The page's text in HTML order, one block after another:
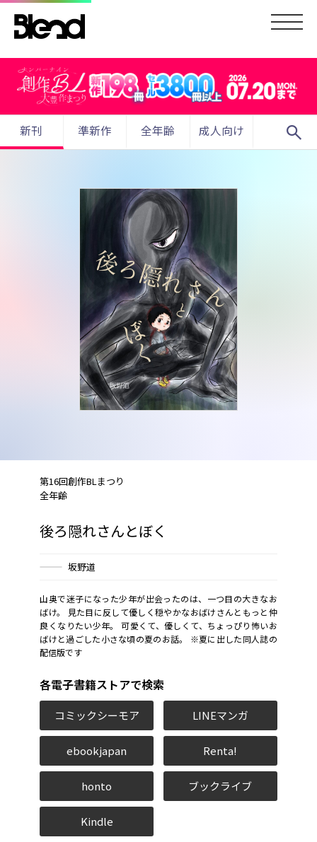
新刊 準新作 全年齢 成人向け search
第16回創作BLまつり
全年齢
後ろ隠れさんとぼく
坂野道
山奥で迷子になった少年が出会ったのは、一つ目の大きなお
ばけ。 見た目に反して優しく穏やかなおばけさんともっと仲
良くなりたい少年。 可愛くて、優しくて、ちょっぴり怖いお
ばけと過ごした小さな頃の夏のお話。 ※夏に出した同人誌の
配信版です
各電子書籍ストアで検索
コミックシーモア LINEマンガ
ebookjapan Renta!
honto ブックライブ
Kindle